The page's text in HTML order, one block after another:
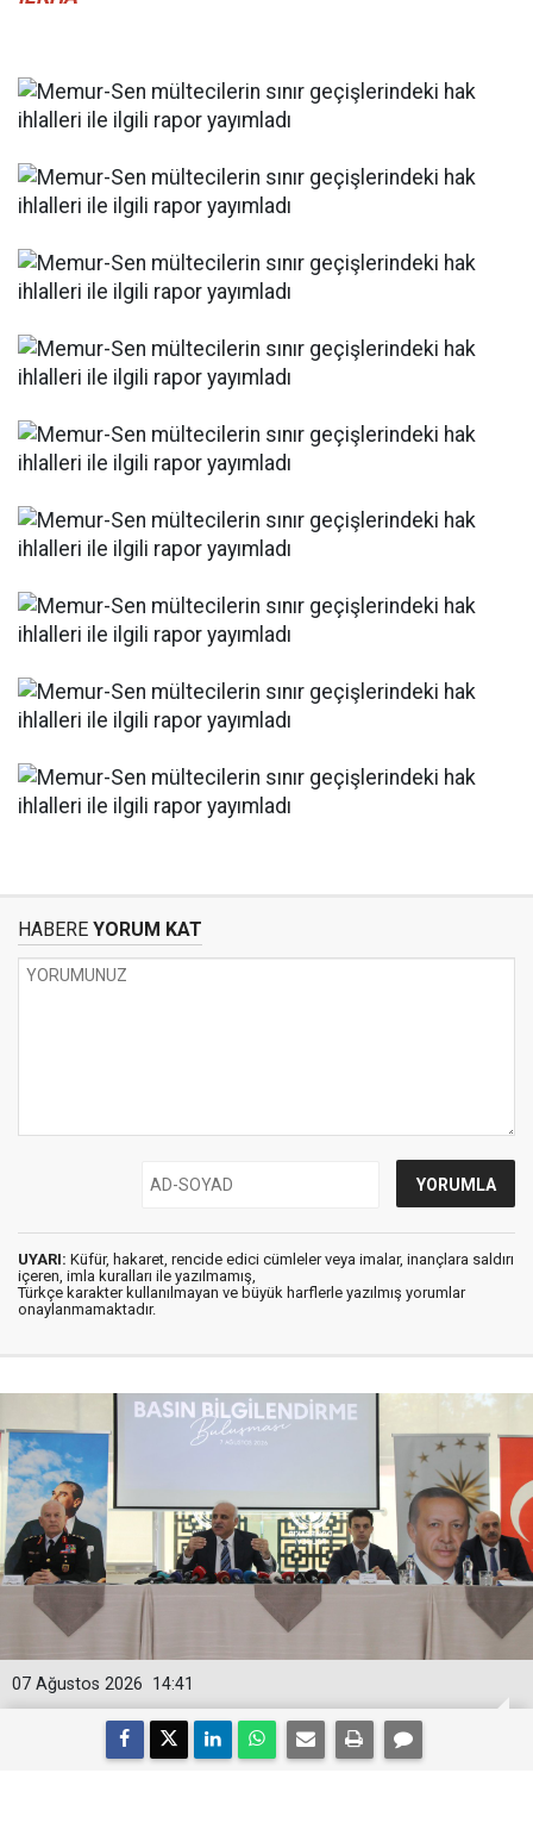
HABERE YORUM KAT
UYARI: Küfür, hakaret, rencide edici cümleler veya imalar, inançlara saldırı
içeren, imla kuralları ile yazılmamış,
Türkçe karakter kullanılmayan ve büyük harflerle yazılmış yorumlar
onaylanmamaktadır.
14:41
07 Ağustos 2026